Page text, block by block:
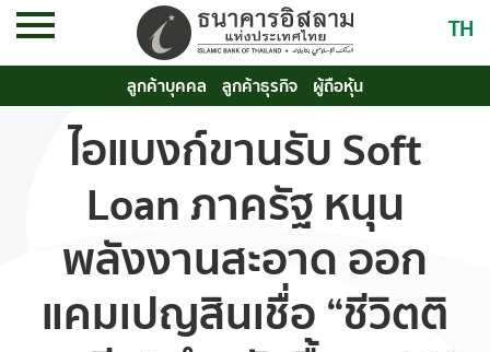
TH
ลูกค้าบุคคล ลูกค้าธุรกิจ ผู้ถือหุ้น
ไอแบงก์ขานรับ Soft
Loan ภาครัฐ หนุน
พลังงานสะอาด ออก
แคมเปญสินเชื่อ “ชีวิตติ